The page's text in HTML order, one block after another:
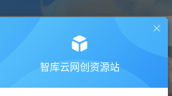
直播 小红书 剪辑
智库云网创资源站